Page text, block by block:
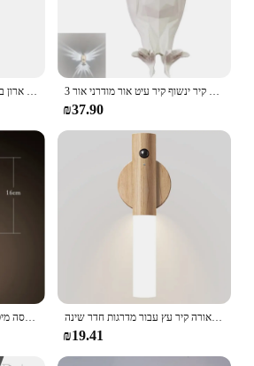
₪37.90
אור לילה תנועה חיישן לילה אור מנורת קיר נטענת קיר מגנטיות תאורה קיר עץ עבור מדרגות חדר שינה
₪19.41